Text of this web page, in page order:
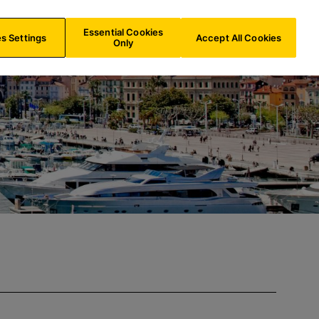
FR/FR
Settings
Essential Cookies
Only
Accept All Cookies